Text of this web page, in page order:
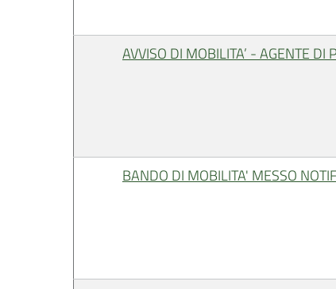
AVVISO DI MOBILITA’ - AGENTE DI
BANDO DI MOBILITA' MESSO